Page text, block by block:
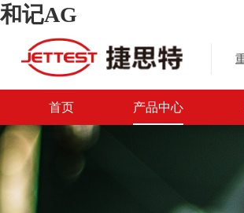
和记AG
首页 产品中心